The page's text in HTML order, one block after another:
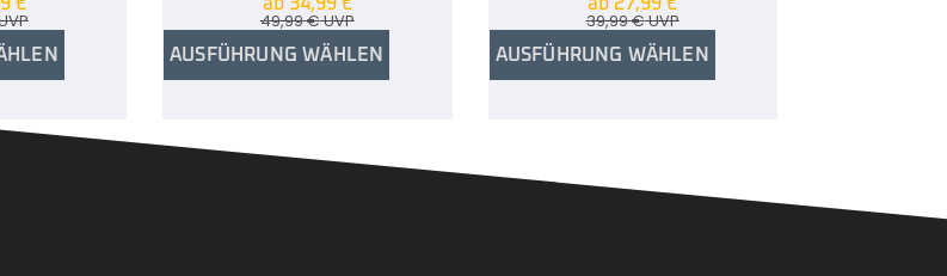
49,99€UVP
AUSFÜHRUNG WÄHLEN
39,99€UVP
AUSFÜHRUNG WÄHLEN